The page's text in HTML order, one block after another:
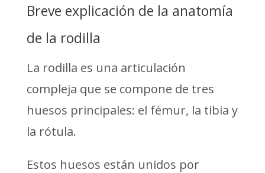
Breve explicación de la anatomía
de la rodilla
La rodilla es una articulación
compleja que se compone de tres
huesos principales: el fémur, la tibia y
la rótula.
Estos huesos están unidos por